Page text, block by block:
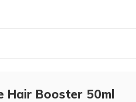
Hair Booster 50ml